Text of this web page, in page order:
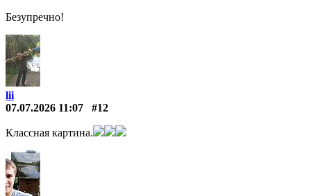
Безупречно!
lii
07.07.2026 11:07
#12
Классная картина.